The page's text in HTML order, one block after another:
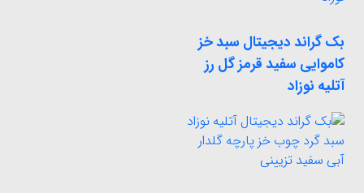
بک گراند دیجیتال سبد خز
کاموایی سفید قرمز گل رز
آتلیه نوزاد